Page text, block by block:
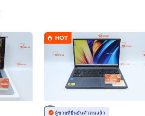
HOT
ผู้ขายที่ยืนยันตัวตนแล้ว